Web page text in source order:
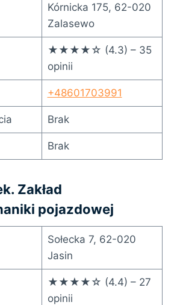
Kórnicka 175, 62-020
Zalasewo
★★★★☆ (4.3) – 35
opinii
+48601703991
Brak
Brak
Zakład
pojazdowej
Sołecka 7, 62-020
Jasin
★★★★☆ (4.4) – 27
opinii